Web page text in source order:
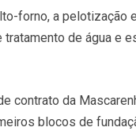
forno, a pelotização
de água e
contrato da
blocos de